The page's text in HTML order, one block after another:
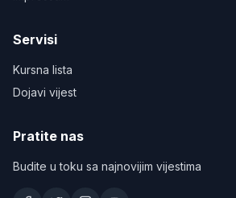
Servisi
Kursna lista
Dojavi vijest
Pratite nas
Budite u toku sa najnovijim vijestima